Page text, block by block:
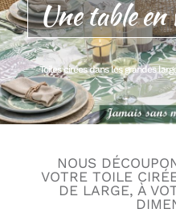
Une table en
Toiles cirées dans les grandes
NOUS D
VOTRE TOILE
DE LARGE, À